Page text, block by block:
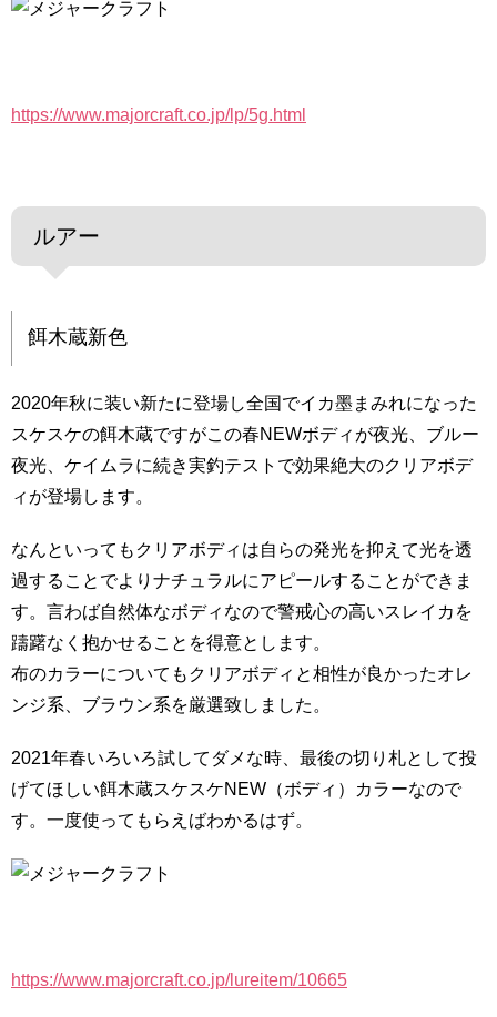
https://www.majorcraft.co.jp/lp/5g.html
ルアー
餌木蔵新色
2020年秋に装い新たに登場し全国でイカ墨まみれになった
スケスケの餌木蔵ですがこの春NEWボディが夜光、ブルー
夜光、ケイムラに続き実釣テストで効果絶大のクリアボデ
ィが登場します。
なんといってもクリアボディは自らの発光を抑えて光を透
過することでよりナチュラルにアピールすることができま
す。言わば自然体なボディなので警戒心の高いスレイカを
躊躇なく抱かせることを得意とします。
布のカラーについてもクリアボディと相性が良かったオレ
ンジ系、ブラウン系を厳選致しました。
2021年春いろいろ試してダメな時、最後の切り札として投
げてほしい餌木蔵スケスケNEW（ボディ）カラーなので
す。一度使ってもらえばわかるはず。
https://www.majorcraft.co.jp/lureitem/10665